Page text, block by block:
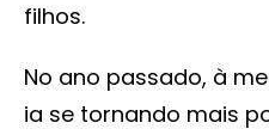
filhos.
No ano passado, à
ia se tornando mais